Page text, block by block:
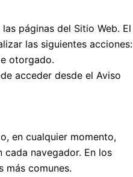
páginas del Sitio Web. El
las siguientes acciones:
otorgado.
acceder desde el Aviso
en cualquier momento,
navegador. En los
más comunes.